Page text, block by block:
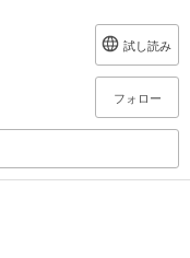
試し読み
フォロー